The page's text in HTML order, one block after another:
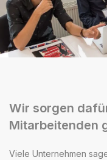
Wir sorgen
Mitarbeitenden
Viele Unternehmen